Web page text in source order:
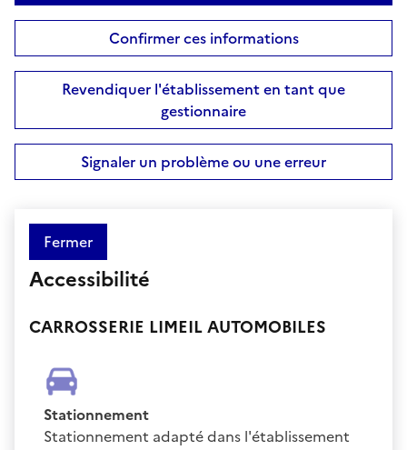
Confirmer ces informations
Revendiquer l'établissement en tant que
gestionnaire
Signaler un problème ou une erreur
Fermer
Accessibilité
CARROSSERIE LIMEIL AUTOMOBILES
Stationnement
Stationnement adapté dans l'établissement